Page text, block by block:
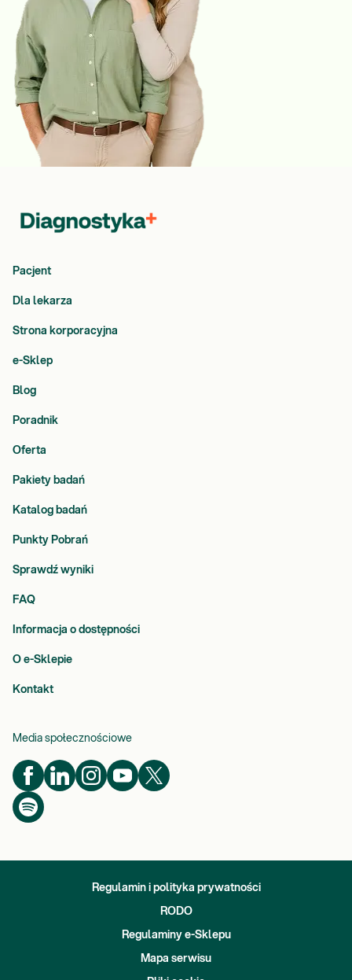
Pacjent
Dla lekarza
Strona korporacyjna
e-Sklep
Blog
Poradnik
Oferta
Pakiety badań
Katalog badań
Punkty Pobrań
Sprawdź wyniki
FAQ
Informacja o dostępności
O e-Sklepie
Kontakt
Media społecznościowe
Regulamin i polityka prywatności
RODO
Regulaminy e-Sklepu
Mapa serwisu